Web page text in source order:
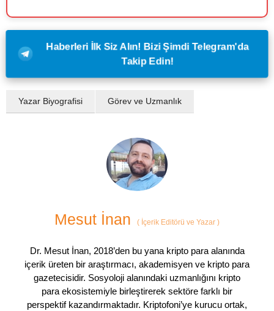
Haberleri İlk Siz Alın! Bizi Şimdi Telegram'da
Takip Edin!
Yazar Biyografisi Görev ve Uzmanlık
Mesut İnan ( İçerik Editörü ve Yazar )
Dr. Mesut İnan, 2018’den bu yana kripto para alanında
içerik üreten bir araştırmacı, akademisyen ve kripto para
gazetecisidir. Sosyoloji alanındaki uzmanlığını kripto
para ekosistemiyle birleştirerek sektöre farklı bir
perspektif kazandırmaktadır. Kriptofoni’ye kurucu ortak,